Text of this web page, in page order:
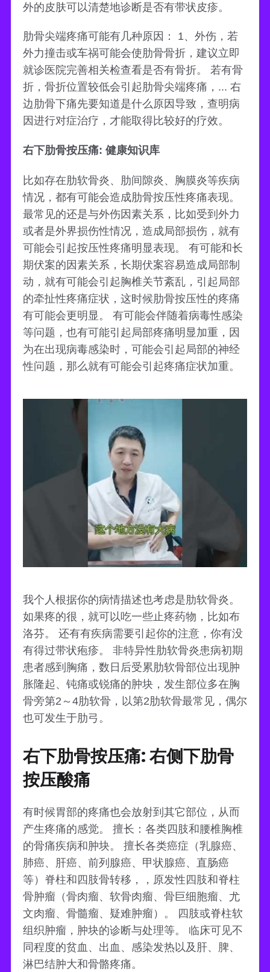
外的皮肤可以清楚地诊断是否有带状皮疹。
肋骨尖端疼痛可能有几种原因： 1、外伤，若
外力撞击或车祸可能会使肋骨骨折，建议立即
就诊医院完善相关检查看是否有骨折。 若有骨
折，骨折位置较低会引起肋骨尖端疼痛，... 右
边肋骨下痛先要知道是什么原因导致，查明病
因进行对症治疗，才能取得比较好的疗效。
右下肋骨按压痛: 健康知识库
比如存在肋软骨炎、肋间隙炎、胸膜炎等疾病
情况，都有可能会造成肋骨按压性疼痛表现。
最常见的还是与外伤因素关系，比如受到外力
或者是外界损伤性情况，造成局部损伤，就有
可能会引起按压性疼痛明显表现。 有可能和长
期伏案的因素关系，长期伏案容易造成局部制
动，就有可能会引起胸椎关节紊乱，引起局部
的牵扯性疼痛症状，这时候肋骨按压性的疼痛
有可能会更明显。 有可能会伴随着病毒性感染
等问题，也有可能引起局部疼痛明显加重，因
为在出现病毒感染时，可能会引起局部的神经
性问题，那么就有可能会引起疼痛症状加重。
我个人根据你的病情描述也考虑是肋软骨炎。
如果疼的很，就可以吃一些止疼药物，比如布
洛芬。 还有有疾病需要引起你的注意，你有没
有得过带状疱疹。 非特异性肋软骨炎患病初期
患者感到胸痛，数日后受累肋软骨部位出现肿
胀隆起、钝痛或锐痛的肿块，发生部位多在胸
骨旁第2～4肋软骨，以第2肋软骨最常见，偶尔
也可发生于肋弓。
右下肋骨按压痛: 右侧下肋骨
按压酸痛
有时候胃部的疼痛也会放射到其它部位，从而
产生疼痛的感觉。 擅长：各类四肢和腰椎胸椎
的骨痛疾病和肿块。 擅长各类癌症（乳腺癌、
肺癌、肝癌、前列腺癌、甲状腺癌、直肠癌
等）脊柱和四肢骨转移，，原发性四肢和脊柱
骨肿瘤（骨肉瘤、软骨肉瘤、骨巨细胞瘤、尤
文肉瘤、骨髓瘤、疑难肿瘤）。 四肢或脊柱软
组织肿瘤，肿块的诊断与处理等。 临床可见不
同程度的贫血、出血、感染发热以及肝、脾、
淋巴结肿大和骨骼疼痛。